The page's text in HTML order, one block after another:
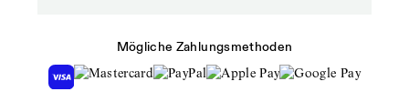
Mögliche Zahlungsmethoden